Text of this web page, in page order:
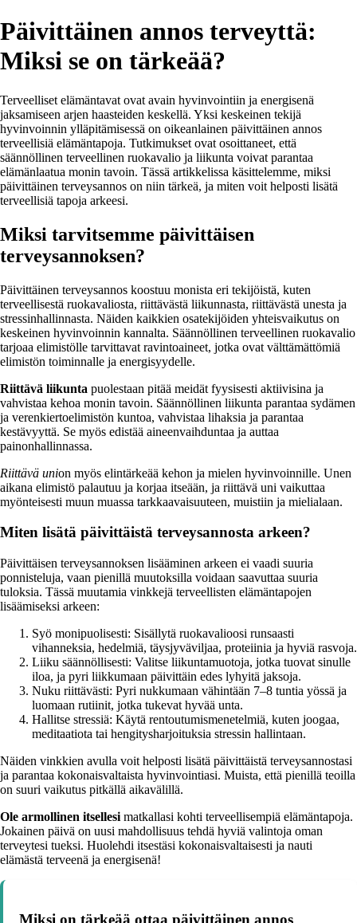
Päivittäinen annos terveyttä:
Miksi se on tärkeää?
Terveelliset elämäntavat ovat avain hyvinvointiin ja energisenä
jaksamiseen arjen haasteiden keskellä. Yksi keskeinen tekijä
hyvinvoinnin ylläpitämisessä on oikeanlainen päivittäinen annos
terveellisiä elämäntapoja. Tutkimukset ovat osoittaneet, että
säännöllinen terveellinen ruokavalio ja liikunta voivat parantaa
elämänlaatua monin tavoin. Tässä artikkelissa käsittelemme, miksi
päivittäinen terveysannos on niin tärkeä, ja miten voit helposti lisätä
terveellisiä tapoja arkeesi.
Miksi tarvitsemme päivittäisen
terveysannoksen?
Päivittäinen terveysannos koostuu monista eri tekijöistä, kuten
terveellisestä ruokavaliosta, riittävästä liikunnasta, riittävästä unesta ja
stressinhallinnasta. Näiden kaikkien osatekijöiden yhteisvaikutus on
keskeinen hyvinvoinnin kannalta. Säännöllinen terveellinen ruokavalio
tarjoaa elimistölle tarvittavat ravintoaineet, jotka ovat välttämättömiä
elimistön toiminnalle ja energisyydelle.
Riittävä liikunta puolestaan pitää meidät fyysisesti aktiivisina ja
vahvistaa kehoa monin tavoin. Säännöllinen liikunta parantaa sydämen
ja verenkiertoelimistön kuntoa, vahvistaa lihaksia ja parantaa
kestävyyttä. Se myös edistää aineenvaihduntaa ja auttaa
painonhallinnassa.
Riittävä union myös elintärkeää kehon ja mielen hyvinvoinnille. Unen
aikana elimistö palautuu ja korjaa itseään, ja riittävä uni vaikuttaa
myönteisesti muun muassa tarkkaavaisuuteen, muistiin ja mielialaan.
Miten lisätä päivittäistä terveysannosta arkeen?
Päivittäisen terveysannoksen lisääminen arkeen ei vaadi suuria
ponnisteluja, vaan pienillä muutoksilla voidaan saavuttaa suuria
tuloksia. Tässä muutamia vinkkejä terveellisten elämäntapojen
lisäämiseksi arkeen:
Syö monipuolisesti: Sisällytä ruokavalioosi runsaasti
vihanneksia, hedelmiä, täysjyväviljaa, proteiinia ja hyviä rasvoja.
Liiku säännöllisesti: Valitse liikuntamuotoja, jotka tuovat sinulle
iloa, ja pyri liikkumaan päivittäin edes lyhyitä jaksoja.
Nuku riittävästi: Pyri nukkumaan vähintään 7–8 tuntia yössä ja
luomaan rutiinit, jotka tukevat hyvää unta.
Hallitse stressiä: Käytä rentoutumismenetelmiä, kuten joogaa,
meditaatiota tai hengitysharjoituksia stressin hallintaan.
Näiden vinkkien avulla voit helposti lisätä päivittäistä terveysannostasi
ja parantaa kokonaisvaltaista hyvinvointiasi. Muista, että pienillä teoilla
on suuri vaikutus pitkällä aikavälillä.
Ole armollinen itsellesi matkallasi kohti terveellisempiä elämäntapoja.
Jokainen päivä on uusi mahdollisuus tehdä hyviä valintoja oman
terveytesi tueksi. Huolehdi itsestäsi kokonaisvaltaisesti ja nauti
elämästä terveenä ja energisenä!
Miksi on tärkeää ottaa päivittäinen annos